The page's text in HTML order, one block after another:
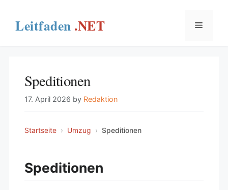
content
Menu
Speditionen
17. April 2026 by Redaktion
Startseite › Umzug › Speditionen
Speditionen